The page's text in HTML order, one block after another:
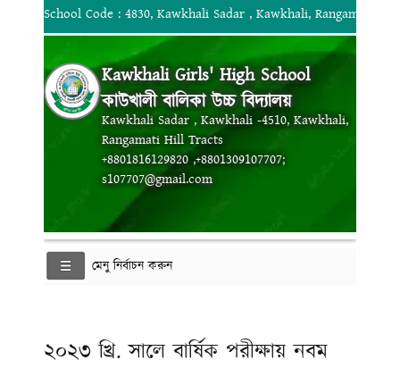
School Code : 4830, Kawkhali Sadar , Kawkhali, Rangamati Hill
Kawkhali Girls' High School
কাউখালী বালিকা উচ্চ বিদ্যালয়
Kawkhali Sadar , Kawkhali -4510, Kawkhali,
Rangamati Hill Tracts
+8801816129820 ,+8801309107707;
s107707@gmail.com
মেনু নির্বাচন করুন
২০২৩ খ্রি. সালে বার্ষিক পরীক্ষায় নবম